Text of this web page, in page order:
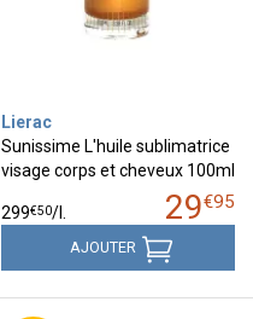
Lierac
Sunissime L'huile sublimatrice
visage corps et cheveux 100ml
29€95
299€50/
AJOUTER